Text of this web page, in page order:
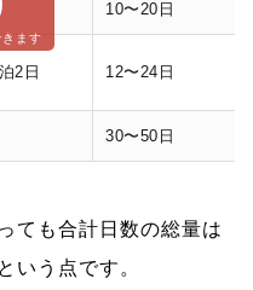
10〜20日
2日 12〜24日
30〜50日
ます
ても合計日数の総量は
いう点です。